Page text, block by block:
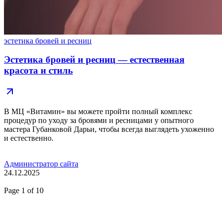
эстетика бровей и ресниц
Эстетика бровей и ресниц — естественная
красота и стиль
В МЦ «Витамин» вы можете пройти полный комплекс
процедур по уходу за бровями и ресницами у опытного
мастера Губанковой Дарьи, чтобы всегда выглядеть ухоженно
и естественно.
Администратор сайта
24.12.2025
Page 1 of 10